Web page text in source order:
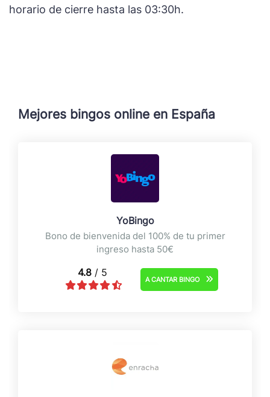
horario de cierre hasta las 03:30h.
Mejores bingos online en España
YoBingo
Bono de bienvenida del 100% de tu primer
ingreso hasta 50€
4.8 / 5
A CANTAR BINGO